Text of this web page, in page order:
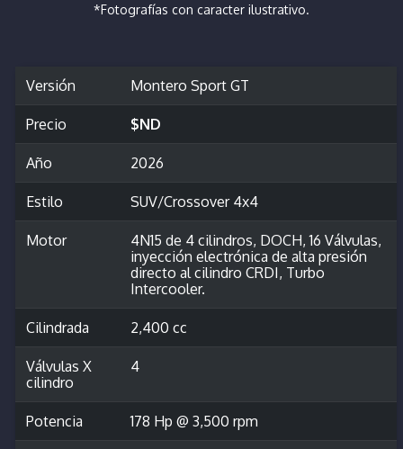
*Fotografías con caracter ilustrativo.
Versión Montero Sport GT
Precio $ND
Año 2026
Estilo SUV/Crossover 4x4
Motor
4N15 de 4 cilindros, DOCH, 16 Válvulas,
inyección electrónica de alta presión
directo al cilindro CRDI, Turbo
Intercooler.
Cilindrada 2,400 cc
Válvulas X
cilindro
4
Potencia 178 Hp @ 3,500 rpm